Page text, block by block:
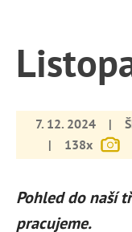
7. 12. 2024 |
|
138x
Pohled do naší
pracujeme.